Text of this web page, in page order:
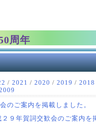
周年
/ 2021 / 2020 / 2019 / 2018
のご案内を掲載しました。
９年賀詞交歓会のご案内を